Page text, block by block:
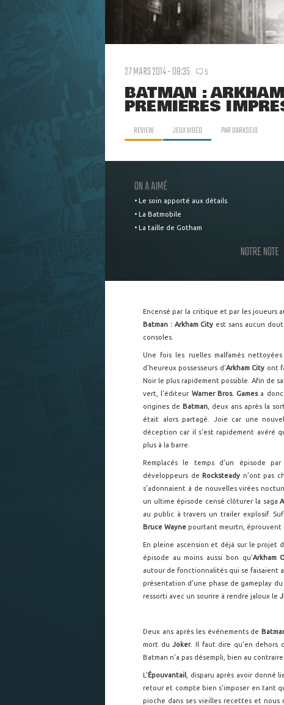
27 MARS 2014 - 08:35 5
BATMAN :
PREMIÈRES
REVIEW JEUX VIDÉO PARDARKSEID
ON A AIMÉ
• Le soin apporté aux détails
• La Batmobile
• La taille de Gotham
NOTRE NOTE
Encensé par la critique et par les joueurs
Batman : Arkham City est sans aucun
consoles.
Une fois les ruelles malfamés
d’heureux possesseurs d’Arkham City ont
Noir le plus rapidement possible. Afin de
vert, l’éditeur Warner Bros. Gamesa donc
origines de Batman , deux ans après la
était alors partagé. Joie car une
déception car il s’est rapidement avéré
plus à la barre.
Remplacés le temps d’un épisode
développeurs de Rocksteady n’ont pas
s’adonnaient à de nouvelles virées
un ultime épisode censé clôturer la saga
au public à travers un trailer explosif.
Bruce Wayne pourtant meurtri, éprouvent
En pleine ascension et déjà sur le projet
épisode au moins aussi bon qu’Arkham
autour de fonctionnalités qui se faisaient
présentation d’une phase de gameplay
ressorti avec un sourire à rendre jaloux le
Deux ans après les événements de
mort duJoker. Il faut dire qu’en dehors
Batman n’a pas désempli, bien au contraire.
L'Épouvantail , disparu après avoir donné
retour et compte bien s’imposer en tant
pioche dans ses vieilles recettes et nous